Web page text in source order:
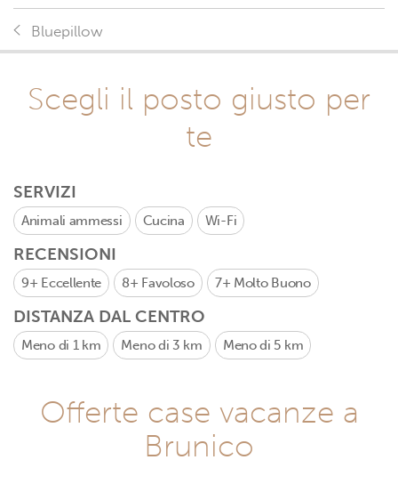
Bluepillow
Scegli il posto giusto per
te
SERVIZI
Animali ammessi Cucina Wi-Fi
RECENSIONI
9+ Eccellente 8+ Favoloso 7+ Molto Buono
DISTANZA DAL CENTRO
Meno di 1 km Meno di 3 km Meno di 5 km
Offerte case vacanze a
Brunico